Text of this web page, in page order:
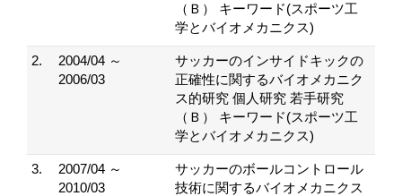
（Ｂ） キーワード(スポーツ工
学とバイオメカニクス)
2.
2004/04 ～
2006/03
サッカーのインサイドキックの
正確性に関するバイオメカニク
ス的研究 個人研究 若手研究
（Ｂ） キーワード(スポーツ工
学とバイオメカニクス)
3.
2007/04 ～
2010/03
サッカーのボールコントロール
技術に関するバイオメカニクス